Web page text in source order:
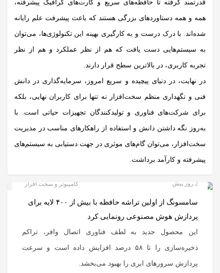
قدرتمند گرفته تا حافظه‌های سریع و کارت‌های گرافیک پیشرفته،
همه و همه دستاوردهای بزرگی هستند که باعث پیشرفت علم رایانه
شده‌اند. با درک درست و به کارگیری بهینه این تکنولوژی‌ها، می‌توان
به سیستم‌هایی دست یافت که هم از نظر عملکرد و هم از نظر
تجربه کاربری، در بالاترین سطح قرار دارند.
در نهایت، در دنیای پیچیده و سریع امروز، سرمایه‌گذاری در دانش
فنی و نگهداری منظم سخت‌افزار نه تنها برای کاربران نهایی، بلکه
برای شرکت‌های فناوری و تولیدکنندگان تجهیزات حیاتی است. با
به‌روز نگه داشتن دانش و استفاده از راهکارهای مناسب در مدیریت
سخت‌افزار، می‌توان گام‌های موثری در جهت دستیابی به سیستم‌های
پیشرفته و کارآمد برداشت.
کامپیوتر و سخت افزار 2 روز پیش
سامسونگ از اولین تراشه حافظه با بیش از ۴۰۰ لایه برای
پردازش هوش مصنوعی رونمایی کرد
این محصول جدید به لطف فناوری اتصال وافر، تراکم
ذخیره‌سازی را تا ۵۸ درصد افزایش داده است و سرعت
پردازش سرورهای ابری را بهبود می‌بخشد.